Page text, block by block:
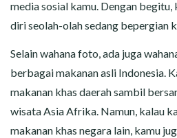
media sosial kamu. Dengan
diri seolah-olah sedang bepergian
Selain wahana foto, ada juga
berbagai makanan asli Indonesia.
makanan khas daerah sambil
wisata Asia Afrika. Namun, kalau
makanan khas negara lain, kamu